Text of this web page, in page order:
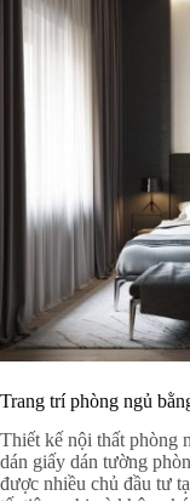
Trang trí phòng ngủ
Thiết kế nội thất phòng
dán giấy dán tường
được nhiều chủ đầu tư